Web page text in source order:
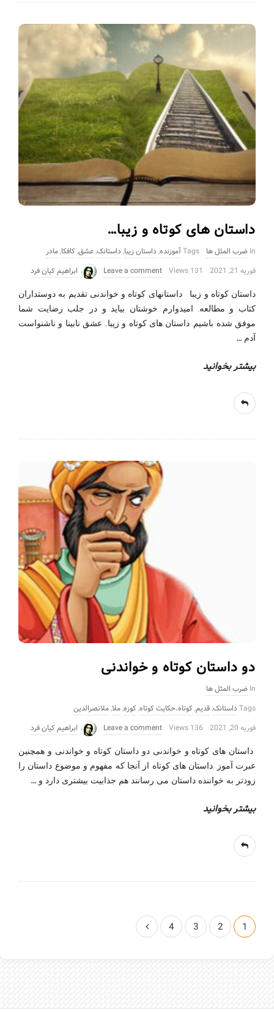
داستان های کوتاه و زیبا…
In ضرب المثل ها Tagsآموزنده,داستان زیبا,داستانک,عشق, کافکا,مادر
فوریه 21, 2021
131 Views
Leave a comment ابراهیم کیان فرد
داستان کوتاه و زیبا داستانهای کوتاه و خواندنی تقدیم به دوستداران
کتاب و مطالعه. امیدوارم خوشتان بیاید و در جلب رضایت شما
موفق شده باشیم. داستان های کوتاه و زیبا… عشق نابینا و ناشنواست
آدم …
بیشتر بخوانید
دو داستان کوتاه و خواندنی
In ضرب المثل ها
Tagsداستانک,قدیم, کوتاه.حکایت کوتاه, کوزه,ملا,ملانصرالدین
فوریه 20, 2021
136 Views
Leave a comment ابراهیم کیان فرد
داستان های کوتاه و خواندنی دو داستان کوتاه و خواندنی و همچنین
عبرت آموز .داستان های کوتاه از آنجا که مفهوم و موضوع داستان را
زودتر به خواننده داستان می رسانند هم جذابیت بیشتری دارد و …
بیشتر بخوانید
ص
ف
ح
ه‌
ب
ن
1
2
3
4